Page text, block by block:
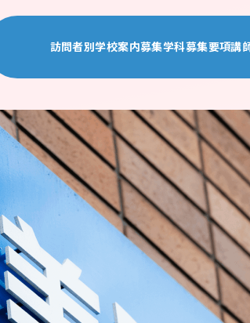
訪問者別
受験生の皆様
高校1・2年生の皆様
保護者の皆様
留学生の皆様
高校教員の皆様
地域の皆様
採用企業の皆様
在学生・卒業生の皆様
学校案内
学校案内TOP
尚美ミュージックカレッジ
学校概要・沿革
教育システム
施設・設備
情報公開
募集学科
募集学科TOP
ヴォーカル学科
プロミュージシ
アレンジ・作曲学
プロダンサー専
ミュージカル専
声優俳優専攻 パ
演出・制作専攻
エンタテインメ
エンタテインメ
募集要項
募集要項
出願資
AO
自己推
学費
奨学金
留学生
3年次編
10月入学
講